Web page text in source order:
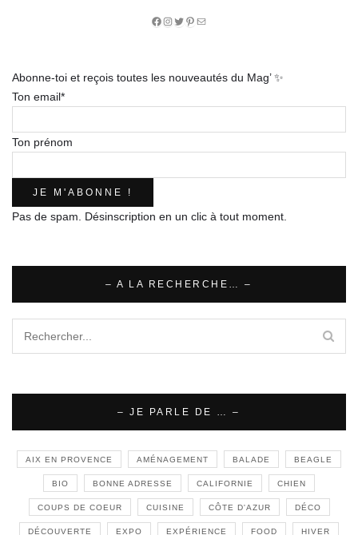
Facebook
Instagram
Twitter
Pinterest
E-
Abonne-toi et reçois toutes les nouveautés du Mag’ ✨
Ton email*
Ton prénom
Pas de spam. Désinscription en un clic à tout moment.
– A LA RECHERCHE… –
– JE PARLE DE … –
AIX EN PROVENCE AMÉNAGEMENT BALADE BEAGLE
BIO BONNE ADRESSE CALIFORNIE CHIEN
COUPS DE COEUR CUISINE CÔTE D'AZUR DÉCO
DÉCOUVERTE EXPO EXPÉRIENCE FOOD HIVER